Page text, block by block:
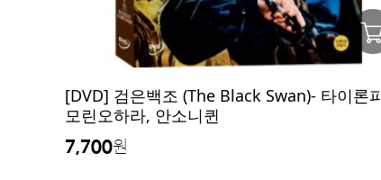
[DVD] 검은백조 (The Black Swan)- 타이론
모린오하라, 안소니퀸
7,700원